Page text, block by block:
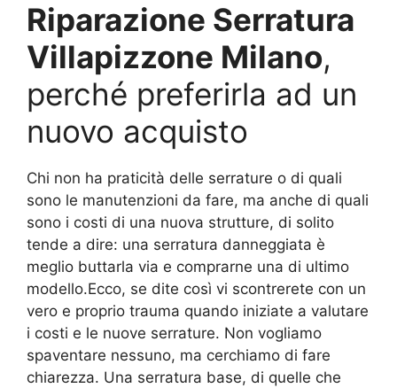
Riparazione Serratura
Villapizzone Milano,
perché preferirla ad un
nuovo acquisto
Chi non ha praticità delle serrature o di quali
sono le manutenzioni da fare, ma anche di quali
sono i costi di una nuova strutture, di solito
tende a dire: una serratura danneggiata è
meglio buttarla via e comprarne una di ultimo
modello.Ecco, se dite così vi scontrerete con un
vero e proprio trauma quando iniziate a valutare
i costi e le nuove serrature. Non vogliamo
spaventare nessuno, ma cerchiamo di fare
chiarezza. Una serratura base, di quelle che